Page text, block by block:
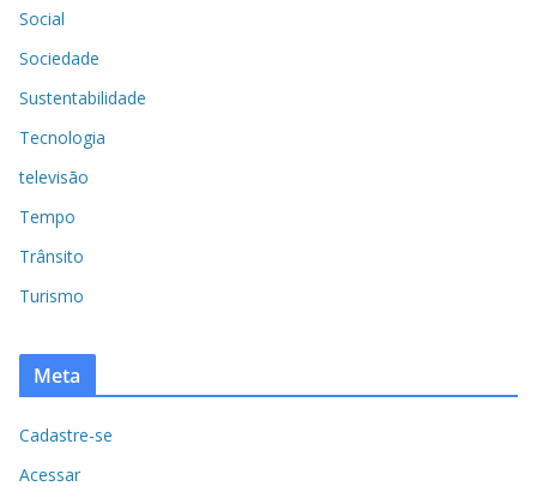
Social
Sociedade
Sustentabilidade
Tecnologia
televisão
Tempo
Trânsito
Turismo
Meta
Cadastre-se
Acessar